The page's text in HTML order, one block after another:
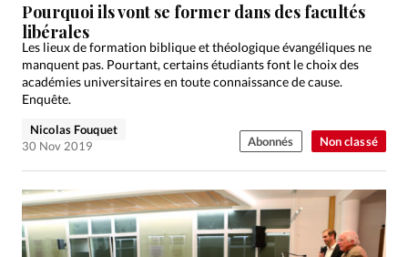
Devise:
RUBRIQUES
Tous les articles
Actualité chrétienne
Actualité internationale
Dossier
Eglises Génération réveil
Monde
Société
Tour du monde des Eglises
Trait d'Ixène
Vécu
Vie Intérieure
Non classé
Pourquoi ils vont se former dans des facultés
libérales
Les lieux de formation biblique et théologique évangéliques ne
manquent pas. Pourtant, certains étudiants font le choix des
académies universitaires en toute connaissance de cause.
Enquête.
Nicolas Fouquet
30 Nov 2019
Abonnés